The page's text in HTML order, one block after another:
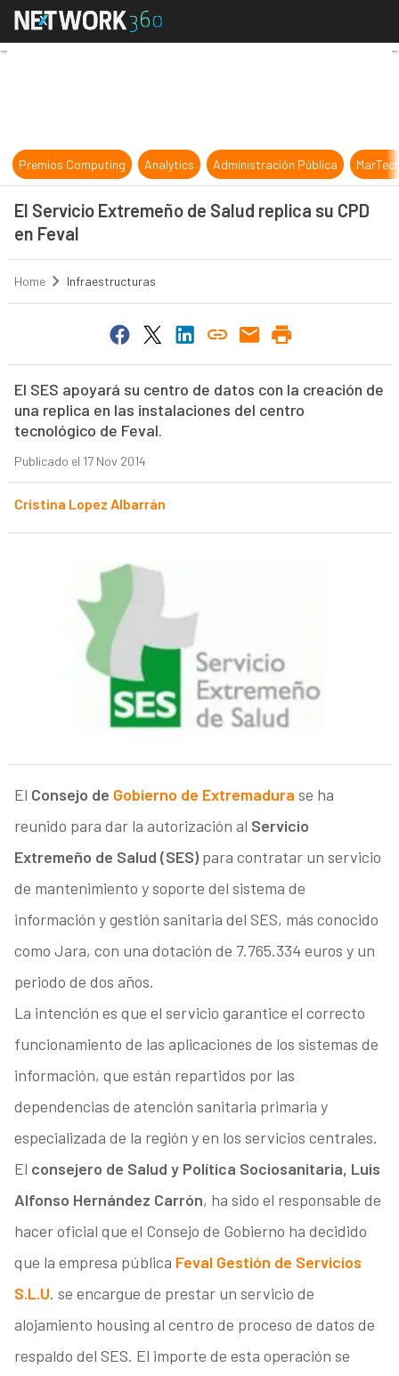
El Servicio Extremeño de Salud
Premios Computing Analytics Administración Pública
El Servicio Extremeño de Salud replica su CPD
en Feval
Home Infraestructuras
El SES apoyará su centro de datos con la creación de
una replica en las instalaciones del centro
tecnológico de Feval.
Publicado el 17 Nov 2014
Cristina Lopez Albarrán
El Consejo de Gobierno de Extremadura se ha
reunido para dar la autorización al Servicio
Extremeño de Salud (SES)para contratar un servicio
de mantenimiento y soporte del sistema de
información y gestión sanitaria del SES, más conocido
como Jara, con una dotación de 7.765.334 euros y un
periodo de dos años.
La intención es que el servicio garantice el correcto
funcionamiento de las aplicaciones de los sistemas de
información, que están repartidos por las
dependencias de atención sanitaria primaria y
especializada de la región y en los servicios centrales.
El consejero de Salud y Política Sociosanitaria, Luis
Alfonso Hernández Carrón, ha sido el responsable de
hacer oficial que el Consejo de Gobierno ha decidido
que la empresa pública Feval Gestión de Servicios
S.L.U. se encargue de prestar un servicio de
alojamiento housing al centro de proceso de datos de
respaldo del SES. El importe de esta operación se